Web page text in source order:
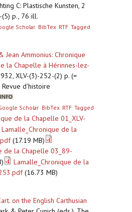
C: Plastische Kunsten, 2
p., 76 ill.
Scholar BibTex RTF Tagged
Ammonius: Chronique
la Chapelle à Hérinnes-lez-
XLV-(3)-252-(2) p. (=
d'histoire
Scholar BibTex RTF Tagged
de la Chapelle 01_XLV-
Lamalle_Chronique de la
(17.19 MB)
de la Chapelle 03_89-
Lamalle_Chronique de la
(16.73 MB)
on the English Carthusian